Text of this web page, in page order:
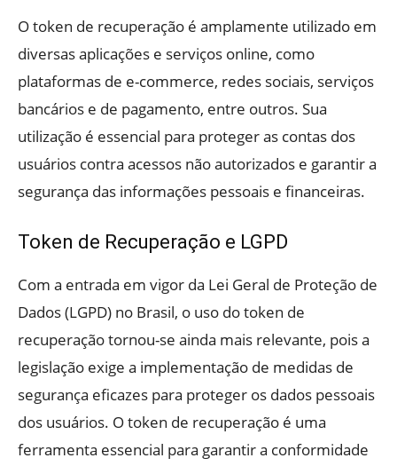
O token de recuperação é amplamente utilizado em
diversas aplicações e serviços online, como
plataformas de e-commerce, redes sociais, serviços
bancários e de pagamento, entre outros. Sua
utilização é essencial para proteger as contas dos
usuários contra acessos não autorizados e garantir a
segurança das informações pessoais e financeiras.
Token de Recuperação e LGPD
Com a entrada em vigor da Lei Geral de Proteção de
Dados (LGPD) no Brasil, o uso do token de
recuperação tornou-se ainda mais relevante, pois a
legislação exige a implementação de medidas de
segurança eficazes para proteger os dados pessoais
dos usuários. O token de recuperação é uma
ferramenta essencial para garantir a conformidade